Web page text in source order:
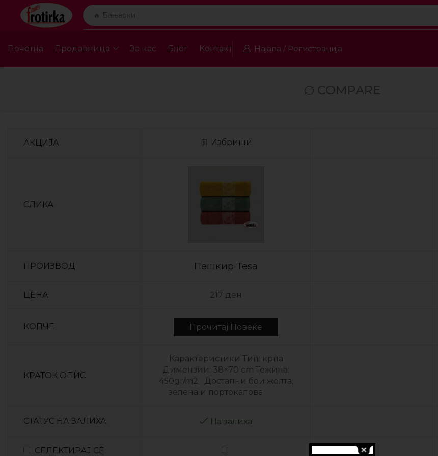
🔥 Бањарки
Почетна Продавница За нас Блог Контакт Најава / Регистрација
АКЦИЈА Избриши
СЛИКА
ПРОИЗВОД Пешкир Tesa
ЦЕНА 217 ден
КОПЧЕ Прочитaj Повеќе
КРАТОК ОПИС
Карактеристики Тип: крпа
Димензии: 38×70 cm Тежина:
450gr/m2 Достапни бои жолта,
зелена и портокалова
СТАТУС НА ЗАЛИХА На залиха
СЕЛЕКТИРАЈ СÈ